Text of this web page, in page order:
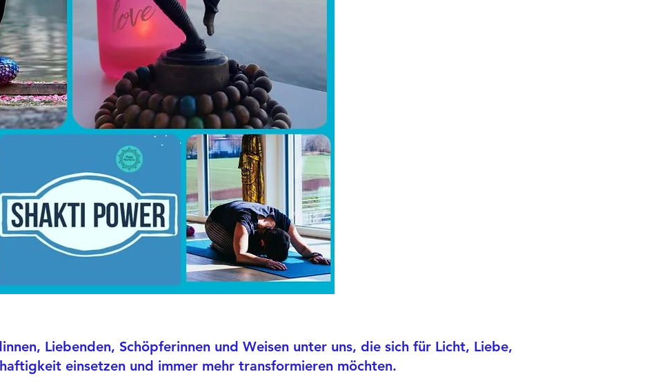
Liebenden, Schöpferinnen und Weisen unter uns, die sich für Licht, Liebe,
einsetzen und immer mehr transformieren möchten.